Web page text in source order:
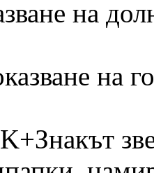
на
на